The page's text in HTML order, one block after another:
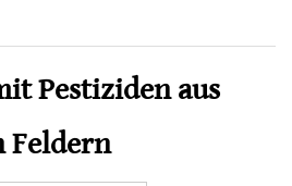
Pestiziden aus
Feldern